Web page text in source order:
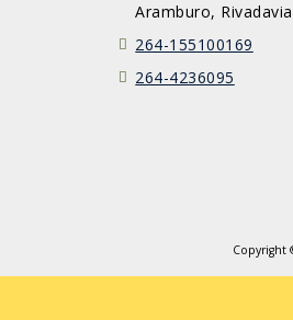
Aramburo,
264-155100169
264-4236095
Copyright